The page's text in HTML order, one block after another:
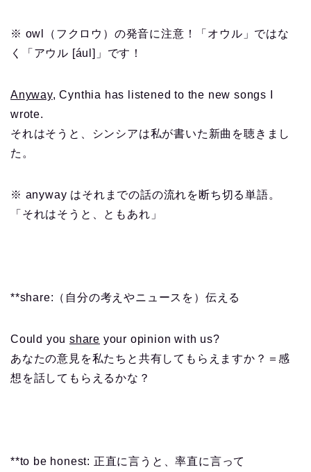
※ owl（フクロウ）の発音に注意！「オウル」ではな
く「アウル [ául]」です！
Anyway, Cynthia has listened to the new songs I
wrote.
それはそうと、シンシアは私が書いた新曲を聴きまし
た。
※ anyway はそれまでの話の流れを断ち切る単語。
「それはそうと、ともあれ」
**share:（自分の考えやニュースを）伝える
Could youshare your opinion with us?
あなたの意見を私たちと共有してもらえますか？＝感
想を話してもらえるかな？
**to be honest: 正直に言うと、率直に言って